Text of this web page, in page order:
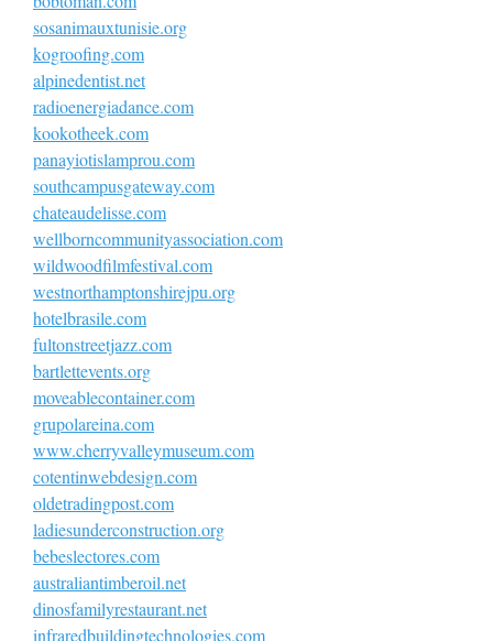
sosanimauxtunisie.org
kogroofing.com
alpinedentist.net
radioenergiadance.com
kookotheek.com
panayiotislamprou.com
southcampusgateway.com
chateaudelisse.com
wellborncommunityassociation.com
wildwoodfilmfestival.com
westnorthamptonshirejpu.org
hotelbrasile.com
fultonstreetjazz.com
bartlettevents.org
moveablecontainer.com
grupolareina.com
www.cherryvalleymuseum.com
cotentinwebdesign.com
oldetradingpost.com
ladiesunderconstruction.org
bebeslectores.com
australiantimberoil.net
dinosfamilyrestaurant.net
infraredbuildingtechnologies.com